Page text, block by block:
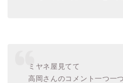
ミヤネ屋見てて
高岡さんのコメント一つ一